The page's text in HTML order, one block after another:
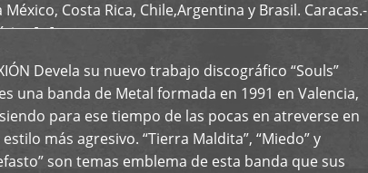
México, Costa Rica, Chile,Argentina y Brasil. Caracas.-
[…]
Devela su nuevo trabajo discográfico “Souls”
una banda de Metal formada en 1991 en Valencia,
para ese tiempo de las pocas en atreverse en
más agresivo. “Tierra Maldita”, “Miedo” y
son temas emblema de esta banda que sus